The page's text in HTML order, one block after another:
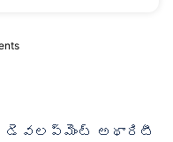
డెవలప్‌మెంట్ అథారిటీ